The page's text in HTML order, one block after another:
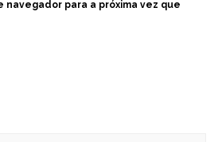
para a próxima vez que